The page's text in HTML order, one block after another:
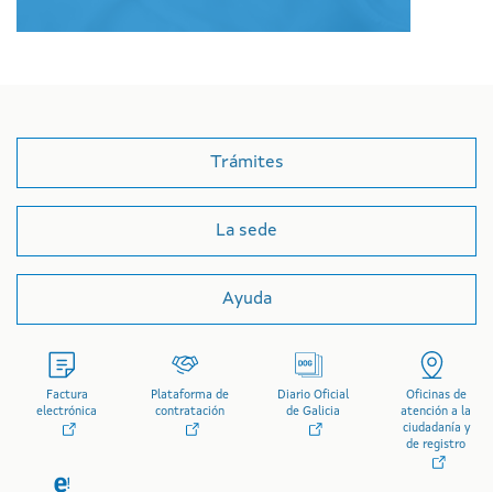
Trámites
La sede
Ayuda
Factura
electrónica
Plataforma de
contratación
Diario Oficial
de Galicia
Oficinas de
atención a la
ciudadanía y
de registro